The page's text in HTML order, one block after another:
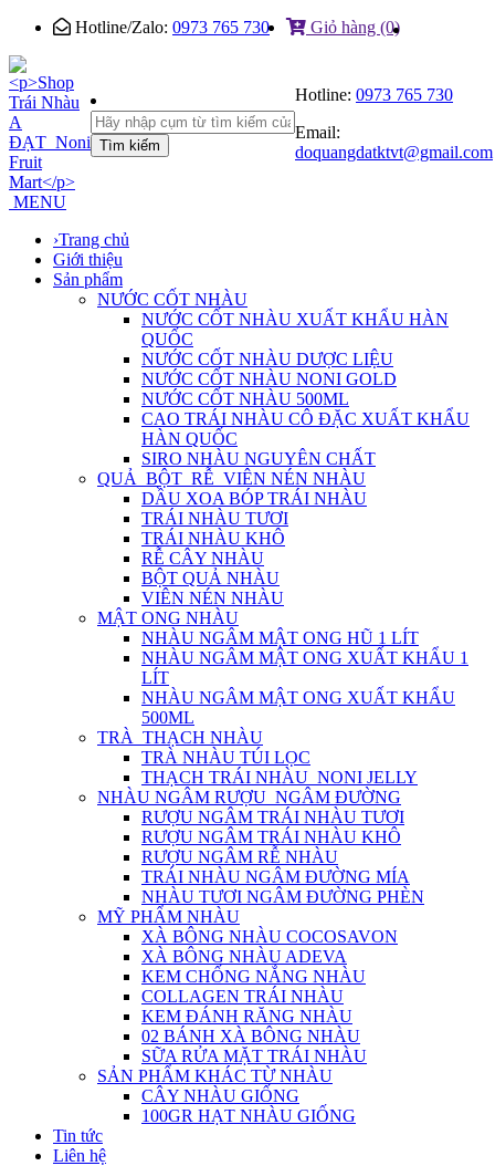
Hotline/Zalo: 0973 765 730 Giỏ hàng (0)
Tìm kiếm
Hotline: 0973 765 730
Email:
doquangdatktvt@gmail.com
MENU
›Trang chủ
Giới thiệu
Sản phẩm
NƯỚC CỐT NHÀU
NƯỚC CỐT NHÀU XUẤT KHẨU HÀN
QUỐC
NƯỚC CỐT NHÀU DƯỢC LIỆU
NƯỚC CỐT NHÀU NONI GOLD
NƯỚC CỐT NHÀU 500ML
CAO TRÁI NHÀU CÔ ĐẶC XUẤT KHẨU
HÀN QUỐC
SIRO NHÀU NGUYÊN CHẤT
QUẢ_BỘT_RỄ_VIÊN NÉN NHÀU
DẦU XOA BÓP TRÁI NHÀU
TRÁI NHÀU TƯƠI
TRÁI NHÀU KHÔ
RỄ CÂY NHÀU
BỘT QUẢ NHÀU
VIÊN NÉN NHÀU
MẬT ONG NHÀU
NHÀU NGÂM MẬT ONG HŨ 1 LÍT
NHÀU NGÂM MẬT ONG XUẤT KHẨU 1
LÍT
NHÀU NGÂM MẬT ONG XUẤT KHẨU
500ML
TRÀ_THẠCH NHÀU
TRÀ NHÀU TÚI LỌC
THẠCH TRÁI NHÀU_NONI JELLY
NHÀU NGÂM RƯỢU_NGÂM ĐƯỜNG
RƯỢU NGÂM TRÁI NHÀU TƯƠI
RƯỢU NGÂM TRÁI NHÀU KHÔ
RƯỢU NGÂM RỄ NHÀU
TRÁI NHÀU NGÂM ĐƯỜNG MÍA
NHÀU TƯƠI NGÂM ĐƯỜNG PHÈN
MỸ PHẨM NHÀU
XÀ BÔNG NHÀU COCOSAVON
XÀ BÔNG NHÀU ADEVA
KEM CHỐNG NẮNG NHÀU
COLLAGEN TRÁI NHÀU
KEM ĐÁNH RĂNG NHÀU
02 BÁNH XÀ BÔNG NHÀU
SỮA RỬA MẶT TRÁI NHÀU
SẢN PHẨM KHÁC TỪ NHÀU
CÂY NHÀU GIỐNG
100GR HẠT NHÀU GIỐNG
Tin tức
Liên hệ